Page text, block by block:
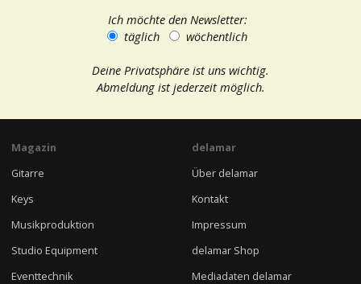
Ich möchte den Newsletter:
täglich
wöchentlich
Deine Privatsphäre ist uns wichtig.
Abmeldung ist jederzeit möglich.
Magazin
Gitarre
Keys
Musikproduktion
Studio Equipment
Eventtechnik
delamar
Über delamar
Kontakt
Impressum
delamar Shop
Mediadaten delamar